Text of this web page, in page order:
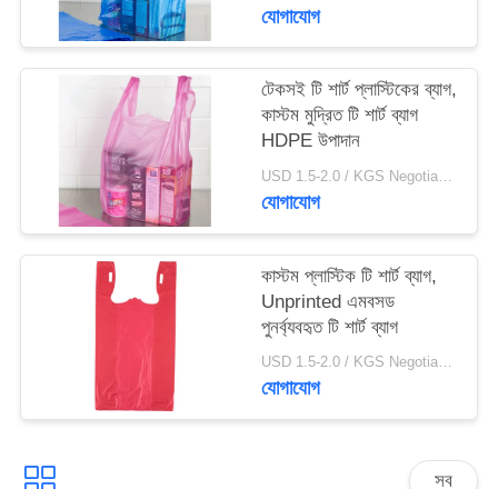
যোগাযোগ
টেকসই টি শার্ট প্লাস্টিকের ব্যাগ,
কাস্টম মুদ্রিত টি শার্ট ব্যাগ
HDPE উপাদান
USD 1.5-2.0 / KGS Negotiable MOQ:1000KGS
যোগাযোগ
কাস্টম প্লাস্টিক টি শার্ট ব্যাগ,
Unprinted এমবসড
পুনর্ব্যবহৃত টি শার্ট ব্যাগ
USD 1.5-2.0 / KGS Negotiable MOQ:1000KGS
যোগাযোগ
সব